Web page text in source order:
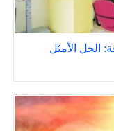
الحل الأمثل